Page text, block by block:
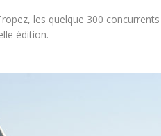
les quelque 300
édition.